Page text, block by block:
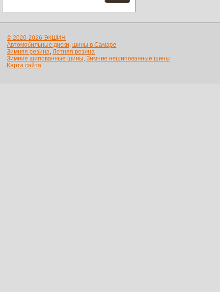
© 2020-2026 ЭКШИН
Автомобильные диски, шины в Самаре
Зимняя резина, Летняя резина
Зимние шипованные шины, Зимние нешипованные шины
Карта сайта